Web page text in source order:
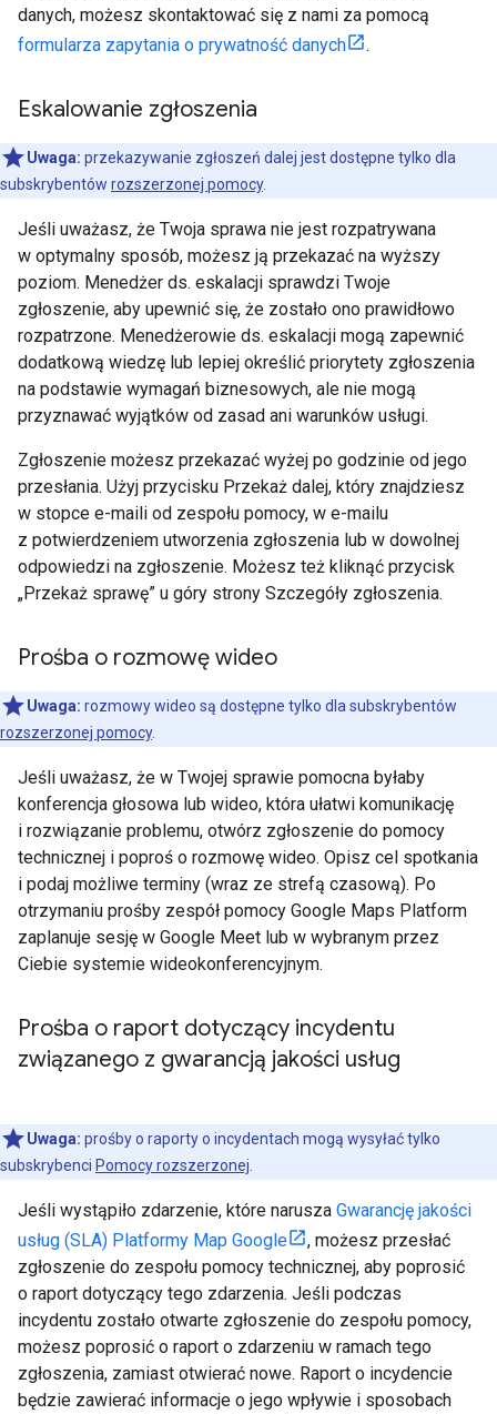
danych, możesz skontaktować się z nami za pomocą
formularza zapytania o prywatność danych
.
Eskalowanie zgłoszenia
Uwaga: przekazywanie zgłoszeń dalej jest dostępne tylko dla
subskrybentów rozszerzonej pomocy.
Jeśli uważasz, że Twoja sprawa nie jest rozpatrywana
w optymalny sposób, możesz ją przekazać na wyższy
poziom. Menedżer ds. eskalacji sprawdzi Twoje
zgłoszenie, aby upewnić się, że zostało ono prawidłowo
rozpatrzone. Menedżerowie ds. eskalacji mogą zapewnić
dodatkową wiedzę lub lepiej określić priorytety zgłoszenia
na podstawie wymagań biznesowych, ale nie mogą
przyznawać wyjątków od zasad ani warunków usługi.
Zgłoszenie możesz przekazać wyżej po godzinie od jego
przesłania. Użyj przycisku Przekaż dalej, który znajdziesz
w stopce e-maili od zespołu pomocy, w e-mailu
z potwierdzeniem utworzenia zgłoszenia lub w dowolnej
odpowiedzi na zgłoszenie. Możesz też kliknąć przycisk
„Przekaż sprawę” u góry strony Szczegóły zgłoszenia.
Prośba o rozmowę wideo
Uwaga: rozmowy wideo są dostępne tylko dla subskrybentów
rozszerzonej pomocy.
Jeśli uważasz, że w Twojej sprawie pomocna byłaby
konferencja głosowa lub wideo, która ułatwi komunikację
i rozwiązanie problemu, otwórz zgłoszenie do pomocy
technicznej i poproś o rozmowę wideo. Opisz cel spotkania
i podaj możliwe terminy (wraz ze strefą czasową). Po
otrzymaniu prośby zespół pomocy Google Maps Platform
zaplanuje sesję w Google Meet lub w wybranym przez
Ciebie systemie wideokonferencyjnym.
Prośba o raport dotyczący incydentu
związanego z gwarancją jakości usług
Uwaga: prośby o raporty o incydentach mogą wysyłać tylko
subskrybenci Pomocy rozszerzonej
Jeśli wystąpiło zdarzenie, które narusza Gwarancję jakości
usług (SLA) Platformy Map Google
, możesz przesłać
zgłoszenie do zespołu pomocy technicznej, aby poprosić
o raport dotyczący tego zdarzenia. Jeśli podczas
incydentu zostało otwarte zgłoszenie do zespołu pomocy,
możesz poprosić o raport o zdarzeniu w ramach tego
zgłoszenia, zamiast otwierać nowe. Raport o incydencie
będzie zawierać informacje o jego wpływie i sposobach